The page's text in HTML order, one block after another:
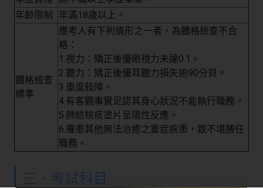
年齡限制
年滿18歲以上。
體格檢查
標準
應考人有下列情形之一者，為體格檢查不合
格：
1.視力：矯正後優眼視力未達0.1。
2.聽力：矯正後優耳聽力損失逾90分貝。
3.重度肢障。
4.有客觀事實足認其身心狀況不能執行職務。
5.肺結核痰塗片呈陽性反應。
6.罹患其他無法治癒之重症疾患，致不堪勝任
職務。
三、考試科目